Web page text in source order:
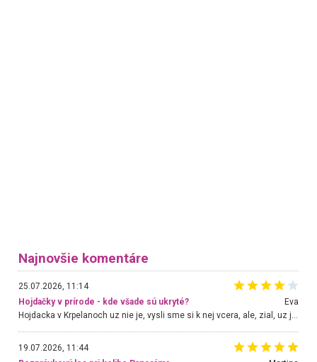
Najnovšie komentáre
25.07.2026, 11:14
Hojdačky v prírode - kde všade sú ukryté?
Eva
Hojdacka v Krpelanoch uz nie je, vysli sme si k nej vcera, ale, zial, uz je znicena. Ak sem planujete cestu len kvoli hojdacke, mozete si ju usetrit. Krasny vyhlad je tu vsak aj bez hojdacky :-)
19.07.2026, 11:44